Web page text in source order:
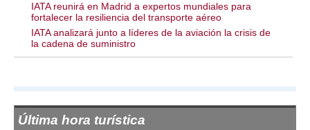
IATA reunirá en Madrid a expertos mundiales para
fortalecer la resiliencia del transporte aéreo
IATA analizará junto a líderes de la aviación la crisis de
la cadena de suministro
Última hora turística